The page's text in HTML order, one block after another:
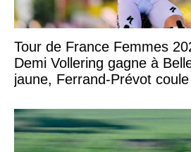
Tour de France Femmes
Demi Vollering gagne à
jaune, Ferrand-Prévot coule